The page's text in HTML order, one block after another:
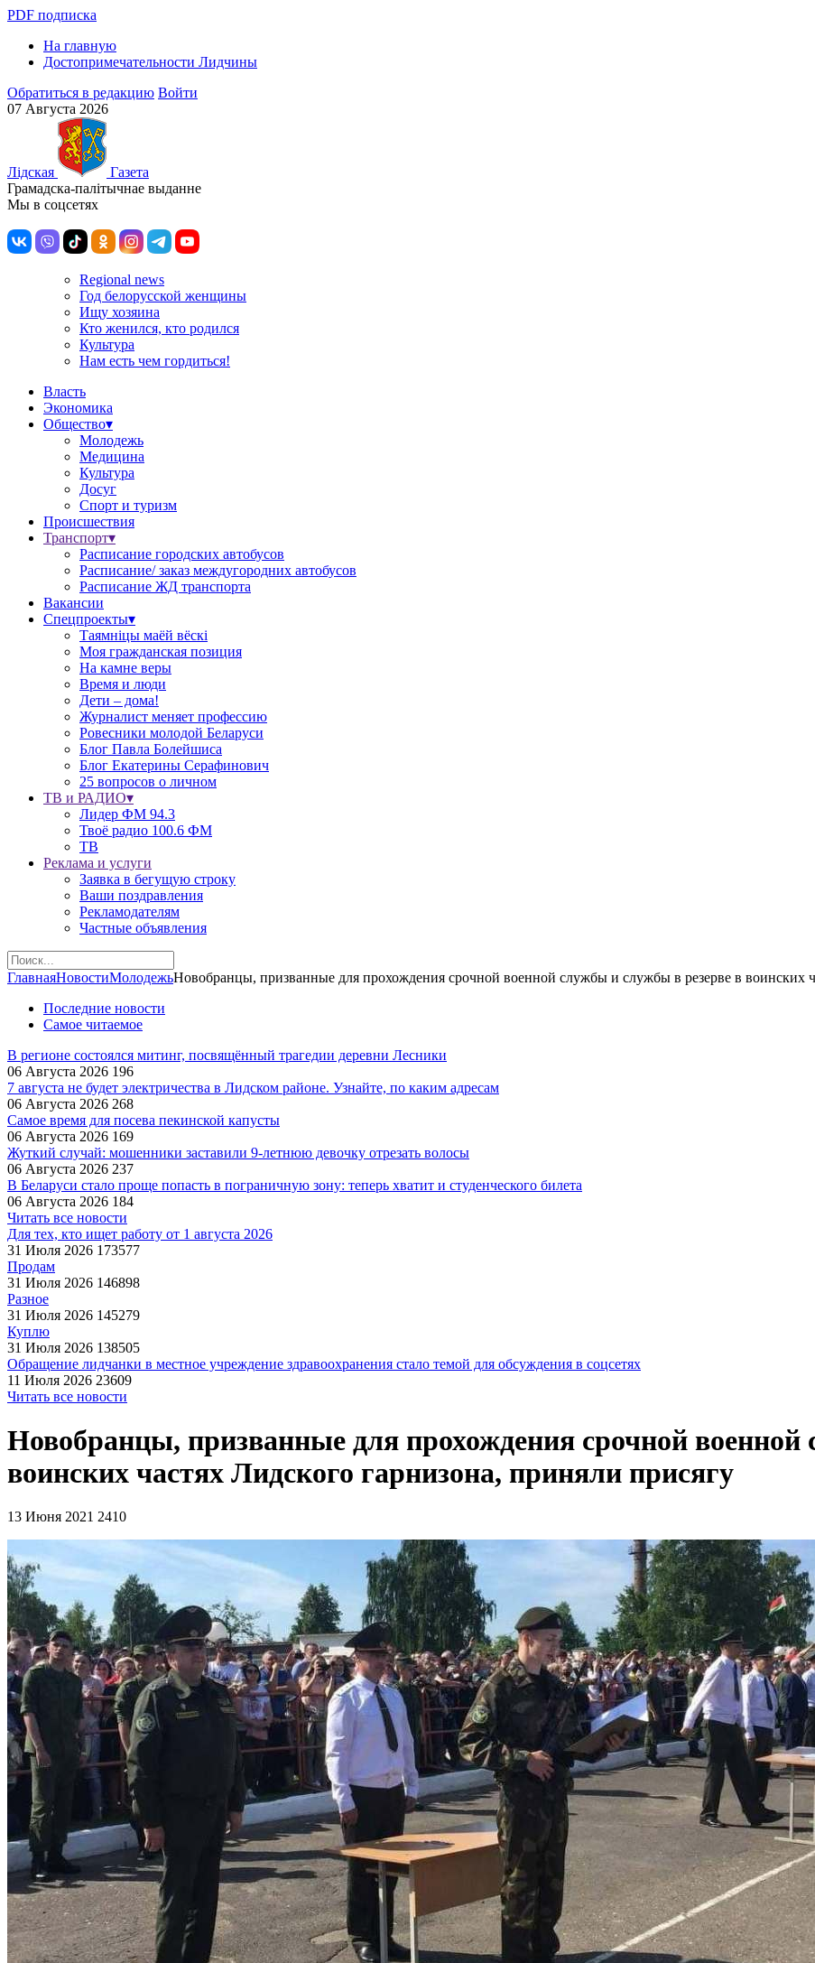
PDF подписка
На главную
Достопримечательности Лидчины
Обратиться в редакцию Войти
07 Августа 2026
Лiдская
Газета
Грамадска-палiтычнае выданне
Мы в соцсетях
Regional news
Год белорусской женщины
Ищу хозяина
Кто женился, кто родился
Культура
Нам есть чем гордиться!
Власть
Экономика
Общество▾
Молодежь
Медицина
Культура
Досуг
Спорт и туризм
Происшествия
Транспорт▾
Расписание городских автобусов
Расписание/ заказ междугородних автобусов
Расписание ЖД транспорта
Вакансии
Спецпроекты▾
Таямніцы маёй вёскі
Моя гражданская позиция
На камне веры
Время и люди
Дети – дома!
Журналист меняет профессию
Ровесники молодой Беларуси
Блог Павла Болейшиса
Блог Екатерины Серафинович
25 вопросов о личном
ТВ и РАДИО▾
Лидер ФМ 94.3
Твоё радио 100.6 ФМ
ТВ
Реклама и услуги
Заявка в бегущую строку
Ваши поздравления
Рекламодателям
Частные объявления
ГлавнаяНовостиМолодежьНовобранцы, призванные для прохождения срочной военной службы и службы в резерве в воинских
Последние новости
Самое читаемое
В регионе состоялся митинг, посвящённый трагедии деревни Лесники
06 Августа 2026 196
7 августа не будет электричества в Лидском районе. Узнайте, по каким адресам
06 Августа 2026 268
Самое время для посева пекинской капусты
06 Августа 2026 169
Жуткий случай: мошенники заставили 9‑летнюю девочку отрезать волосы
06 Августа 2026 237
В Беларуси стало проще попасть в пограничную зону: теперь хватит и студенческого билета
06 Августа 2026 184
Читать все новости
Для тех, кто ищет работу от 1 августа 2026
31 Июля 2026 173577
Продам
31 Июля 2026 146898
Разное
31 Июля 2026 145279
Куплю
31 Июля 2026 138505
Обращение лидчанки в местное учреждение здравоохранения стало темой для обсуждения в соцсетях
11 Июля 2026 23609
Читать все новости
Новобранцы, призванные для прохождения срочной
воинских частях Лидского гарнизона, приняли присягу
13 Июня 2021 2410